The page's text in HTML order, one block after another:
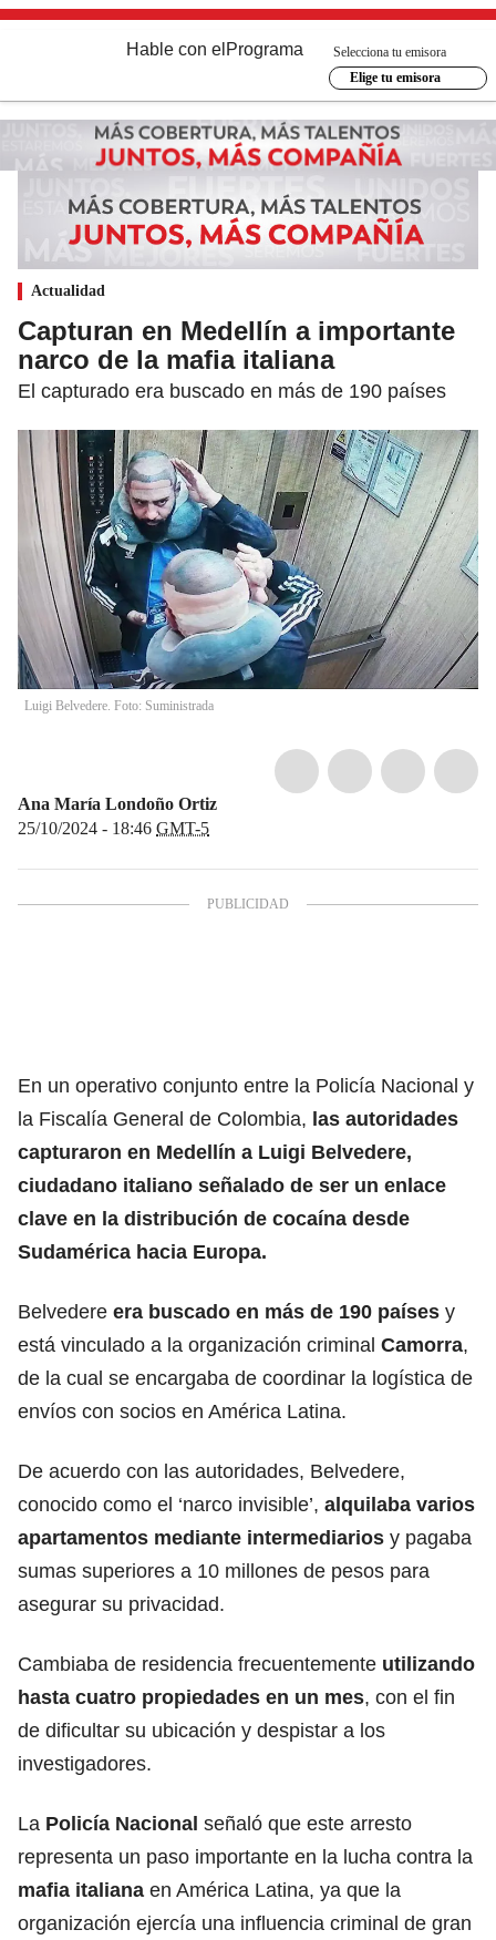
Hable con el Programa
Selecciona tu emisora
Elige tu emisora
Actualidad
Capturan en Medellín a importante
narco de la mafia italiana
El capturado era buscado en más de 190 países
Luigi Belvedere. Foto: Suministrada
Ana María Londoño Ortiz
25/10/2024 - 18:46 GMT-5
En un operativo conjunto entre la Policía Nacional y
la Fiscalía General de Colombia, las autoridades
capturaron en Medellín a Luigi Belvedere,
ciudadano italiano señalado de ser un enlace
clave en la distribución de cocaína desde
Sudamérica hacia Europa.
Belvedere era buscado en más de 190 países y
está vinculado a la organización criminal Camorra,
de la cual se encargaba de coordinar la logística de
envíos con socios en América Latina.
De acuerdo con las autoridades, Belvedere,
conocido como el ‘narco invisible’, alquilaba varios
apartamentos mediante intermediarios y pagaba
sumas superiores a 10 millones de pesos para
asegurar su privacidad.
Cambiaba de residencia frecuentemente utilizando
hasta cuatro propiedades en un mes, con el fin
de dificultar su ubicación y despistar a los
investigadores.
La Policía Nacional señaló que este arresto
representa un paso importante en la lucha contra la
mafia italiana en América Latina, ya que la
organización ejercía una influencia criminal de gran